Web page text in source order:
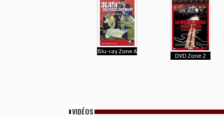
Blu-ray Zone A
DVD Zone 2
VIDÉOS